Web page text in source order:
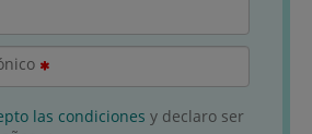
las condiciones y declaro ser